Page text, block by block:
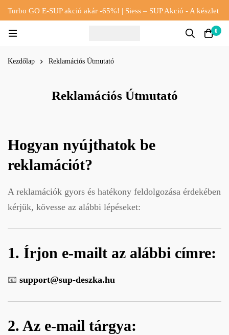
Turbo GO E-SUP akció akár -65%! | Siess – SUP Akció - A készlet
0
Kezdőlap Reklamációs Útmutató
Reklamációs Útmutató
Hogyan nyújthatok be
reklamációt?
A reklamációk gyors és hatékony feldolgozása érdekében
kérjük, kövesse az alábbi lépéseket:
1. Írjon e-mailt az alábbi címre:
📧 support@sup-deszka.hu
2. Az e-mail tárgya: